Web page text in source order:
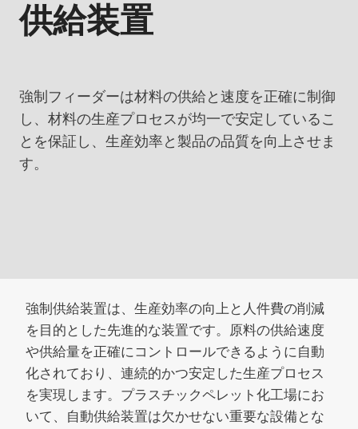
供給装置
強制フィーダーは材料の供給と速度を正確に制御
し、材料の生産プロセスが均一で安定しているこ
とを保証し、生産効率と製品の品質を向上させま
す。
強制供給装置は、生産効率の向上と人件費の削減
を目的とした先進的な装置です。原料の供給速度
や供給量を正確にコントロールできるように自動
化されており、連続的かつ安定した生産プロセス
を実現します。プラスチックペレット化工場にお
いて、自動供給装置は欠かせない重要な設備とな